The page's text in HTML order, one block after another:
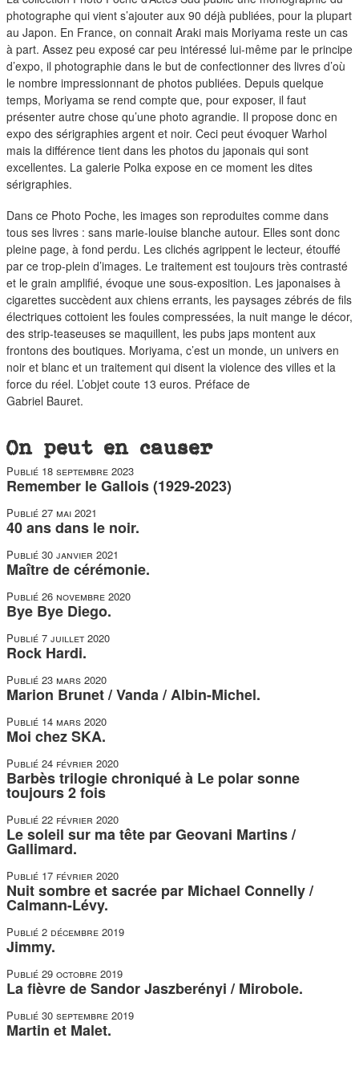
photographe qui vient s’ajouter aux 90 déjà publiées, pour la plupart
au Japon. En France, on connait Araki mais Moriyama reste un cas
à part. Assez peu exposé car peu intéressé lui-même par le principe
d’expo, il photographie dans le but de confectionner des livres d’où
le nombre impressionnant de photos publiées. Depuis quelque
temps, Moriyama se rend compte que, pour exposer, il faut
présenter autre chose qu’une photo agrandie. Il propose donc en
expo des sérigraphies argent et noir. Ceci peut évoquer Warhol
mais la différence tient dans les photos du japonais qui sont
excellentes. La galerie Polka expose en ce moment les dites
sérigraphies.
Dans ce Photo Poche, les images son reproduites comme dans
tous ses livres : sans marie-louise blanche autour. Elles sont donc
pleine page, à fond perdu. Les clichés agrippent le lecteur, étouffé
par ce trop-plein d’images. Le traitement est toujours très contrasté
et le grain amplifié, évoque une sous-exposition. Les japonaises à
cigarettes succèdent aux chiens errants, les paysages zébrés de fils
électriques cottoient les foules compressées, la nuit mange le décor,
des strip-teaseuses se maquillent, les pubs japs montent aux
frontons des boutiques. Moriyama, c’est un monde, un univers en
noir et blanc et un traitement qui disent la violence des villes et la
force du réel. L’objet coute 13 euros. Préface de
Gabriel Bauret.
On peut en causer
Publié 18 septembre 2023
Remember le Gallois (1929-2023)
Publié 27 mai 2021
40 ans dans le noir.
Publié 30 janvier 2021
Maître de cérémonie.
Publié 26 novembre 2020
Bye Bye Diego.
Publié 7 juillet 2020
Rock Hardi.
Publié 23 mars 2020
Marion Brunet / Vanda / Albin-Michel.
Publié 14 mars 2020
Moi chez SKA.
Publié 24 février 2020
Barbès trilogie chroniqué à Le polar sonne
toujours 2 fois
Publié 22 février 2020
Le soleil sur ma tête par Geovani Martins /
Gallimard.
Publié 17 février 2020
Nuit sombre et sacrée par Michael Connelly /
Calmann-Lévy.
Publié 2 décembre 2019
Jimmy.
Publié 29 octobre 2019
La fièvre de Sandor Jaszberényi / Mirobole.
Publié 30 septembre 2019
Martin et Malet.